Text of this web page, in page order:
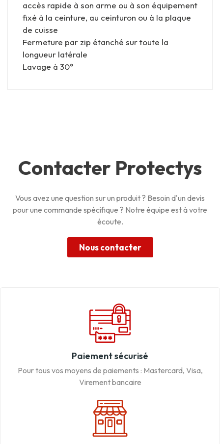
accès rapide à son arme ou à son équipement
fixé à la ceinture, au ceinturon ou à la plaque
de cuisse
Fermeture par zip étanché sur toute la
longueur latérale
Lavage à 30°
Contacter Protectys
Vous avez une question sur un produit ? Besoin d'un devis
pour une commande spécifique ? Notre équipe est à votre
écoute.
Nous contacter
Paiement sécurisé
Pour tous vos moyens de paiements : Mastercard, Visa,
Virement bancaire